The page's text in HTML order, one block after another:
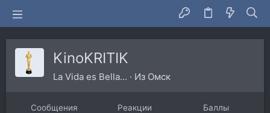
KinoKRITIK
La Vida es Bella... · Из Омск
Сообщения Реакции Баллы